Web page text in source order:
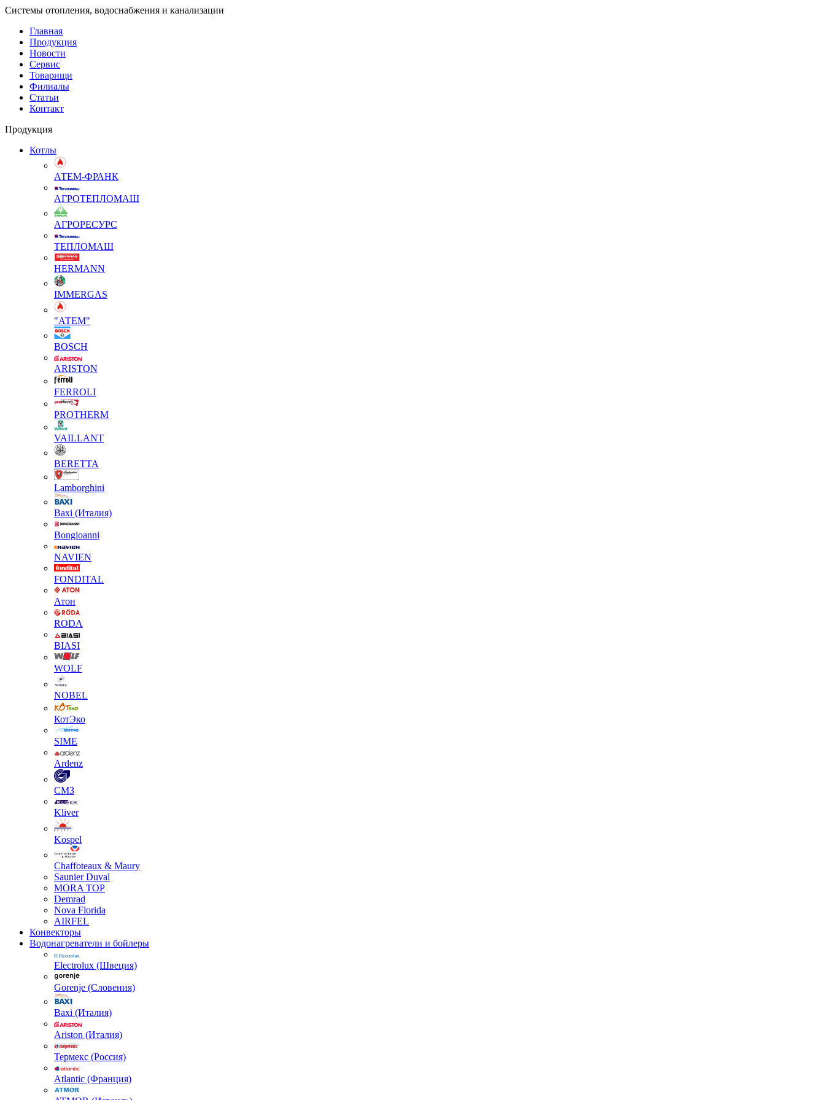
Системы отопления, водоснабжения и канализации
Главная
Продукция
Новости
Сервис
Товарищи
Филиалы
Статьи
Контакт
Продукция
Котлы
АТЕМ-ФРАНК
АГРОТЕПЛОМАШ
АГРОРЕСУРС
ТЕПЛОМАШ
HERMANN
IMMERGAS
"АТЕМ"
BOSCH
ARISTON
FERROLI
PROTHERM
VAILLANT
BERETTA
Lamborghini
Baxi (Италия)
Вongioanni
NAVIEN
FONDITAL
Атон
RODA
BIASI
WOLF
NOBEL
КотЭко
SIME
Ardenz
СМЗ
Kliver
Kospel
Chaffoteaux & Maury
Saunier Duval
MORA TOP
Demrad
Nova Florida
AIRFEL
Конвекторы
Водонагреватели и бойлеры
Electrolux (Швеция)
Gorenje (Словения)
Baxi (Италия)
Ariston (Италия)
Термекс (Россия)
Atlantic (Франция)